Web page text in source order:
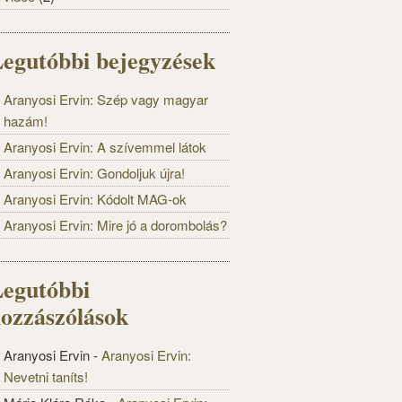
bejegyzések
Aranyosi Ervin: Szép vagy magyar
hazám!
Aranyosi Ervin: A szívemmel látok
Aranyosi Ervin: Gondoljuk újra!
Aranyosi Ervin: Kódolt MAG-ok
Aranyosi Ervin: Mire jó a dorombolás?
Aranyosi Ervin-Aranyosi Ervin:
Nevetni taníts!